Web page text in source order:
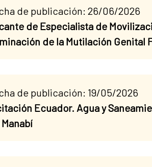
de publicación: 26/06/2026
de Especialista de
de la Mutilación Genital
de publicación: 19/05/2026
Ecuador. Agua y